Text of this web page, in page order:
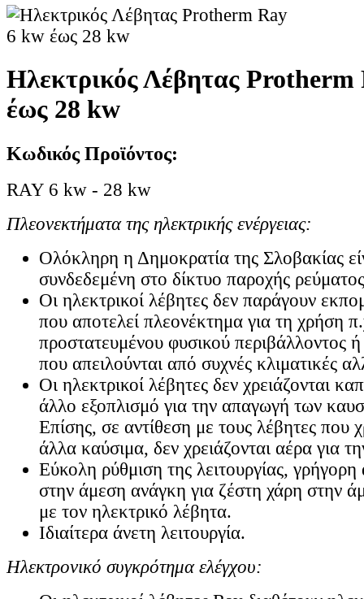
Ηλεκτρικός Λέβητας Protherm
έως 28 kw
Κωδικός Προϊόντος:
RAY 6 kw - 28 kw
Πλεονεκτήματα της ηλεκτρικής ενέργειας:
Ολόκληρη η Δημοκρατία της Σλοβακίας
συνδεδεμένη στο δίκτυο παροχής
Οι ηλεκτρικοί λέβητες δεν παράγουν
που αποτελεί πλεονέκτημα για τη χρήση
προστατευμένου φυσικού περιβάλλοντος ή
που απειλούνται από συχνές κλιματικές
Οι ηλεκτρικοί λέβητες δεν χρειάζονται
άλλο εξοπλισμό για την απαγωγή των
Επίσης, σε αντίθεση με τους λέβητες που
άλλα καύσιμα, δεν χρειάζονται αέρα για
Εύκολη ρύθμιση της λειτουργίας,
στην άμεση ανάγκη για ζέστη χάρη στην
με τον ηλεκτρικό λέβητα.
Ιδιαίτερα άνετη λειτουργία.
Ηλεκτρονικό συγκρότημα ελέγχου: